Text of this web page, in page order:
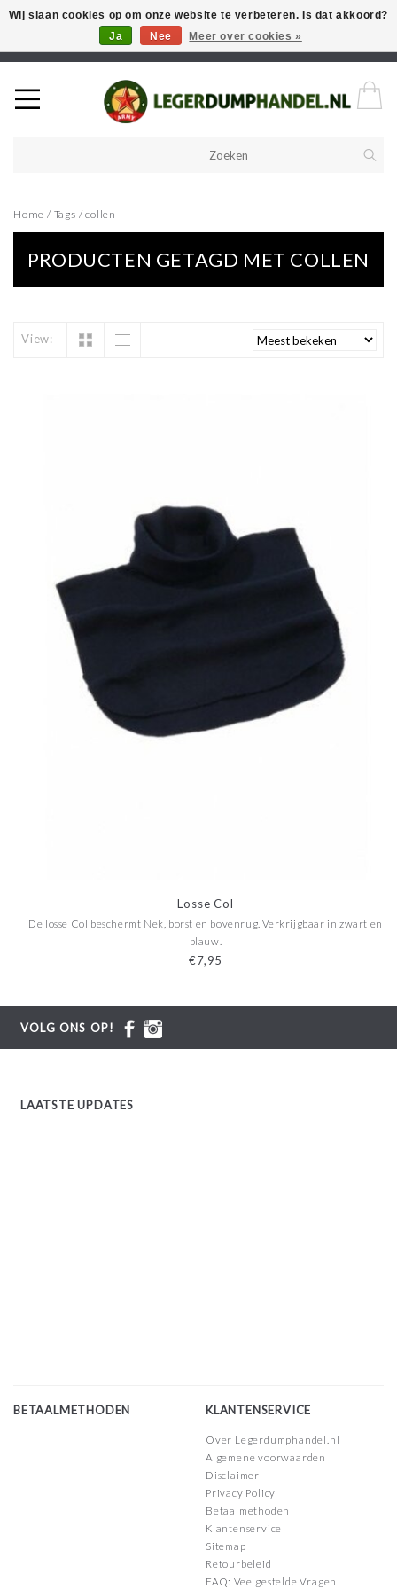
Welkom in onze webshop! Als u een product zoekt en deze niet kan
vinden in de webwinkel, neem vooral contact op!
Home / Tags /collen
PRODUCTEN GETAGD MET COLLEN
View:
Losse Col
De losse Col beschermt Nek, borst en bovenrug. Verkrijgbaar in zwart en
blauw.
€7,95
VOLG ONS OP!
LAATSTE UPDATES
BETAALMETHODEN KLANTENSERVICE
Over Legerdumphandel.nl
Algemene voorwaarden
Disclaimer
Privacy Policy
Betaalmethoden
Klantenservice
Sitemap
Retourbeleid
FAQ: Veelgestelde Vragen
Wij slaan cookies op om onze website te verbeteren. Is dat akkoord?
Ja
Nee Meer over cookies »